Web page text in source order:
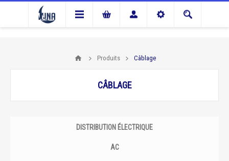
Produits Câblage
CÂBLAGE
DISTRIBUTION ÉLECTRIQUE
AC